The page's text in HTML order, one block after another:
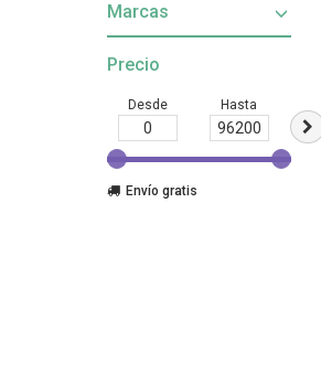
Marcas
Precio
Desde Hasta
Envío gratis